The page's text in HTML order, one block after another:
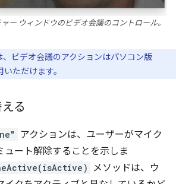
ー ウィンドウのビデオ会議のコントロール。
ビデオ会議のアクションはパソコン版
ただけます。
る
アクションは、ユーザーがマイク
ュート解除することを示しま
メソッドは、ウ